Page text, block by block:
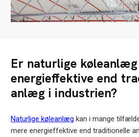
Er naturlige
energieffektive end
anlæg i industrien?
Naturlige køleanlæg kan i mange
mere energieffektive end traditionelle